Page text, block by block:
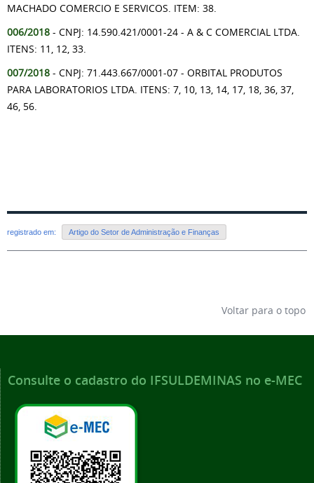
MACHADO COMERCIO E SERVICOS. ITEM: 38.
006/2018 - CNPJ: 14.590.421/0001-24 - A & C COMERCIAL LTDA.
ITENS: 11, 12, 33.
007/2018 - CNPJ: 71.443.667/0001-07 - ORBITAL PRODUTOS
PARA LABORATORIOS LTDA. ITENS: 7, 10, 13, 14, 17, 18, 36, 37,
46, 56.
registrado em: Artigo do Setor de Administração e Finanças
Voltar para o topo
Consulte o cadastro do IFSULDEMINAS no e-MEC